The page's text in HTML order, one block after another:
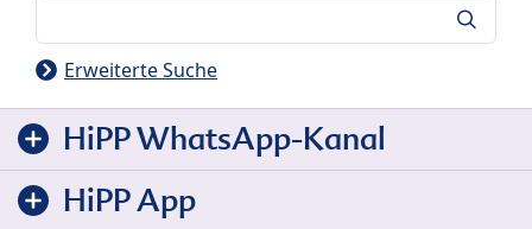
Erweiterte Suche
HiPP WhatsApp-Kanal
HiPP App